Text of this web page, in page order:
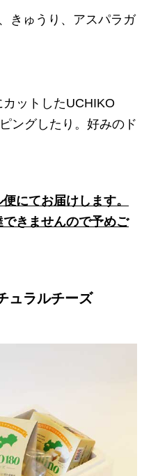
きゅうり、アスパラガ
ットしたUCHIKO
ングしたり。好みのド
にてお届けします。
きませんので予めご
ュラルチーズ